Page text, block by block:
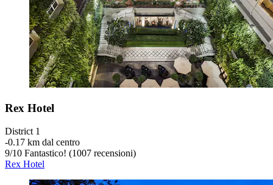
Rex Hotel
District 1
‐0.17 km dal centro
9/10 Fantastico! (1007 recensioni)
Rex Hotel